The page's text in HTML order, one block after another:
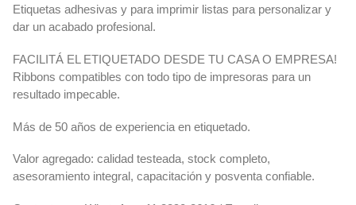
Etiquetas adhesivas y para imprimir listas para personalizar y
dar un acabado profesional.
FACILITÁ EL ETIQUETADO DESDE TU CASA O EMPRESA!
Ribbons compatibles con todo tipo de impresoras para un
resultado impecable.
Más de 50 años de experiencia en etiquetado.
Valor agregado: calidad testeada, stock completo,
asesoramiento integral, capacitación y posventa confiable.